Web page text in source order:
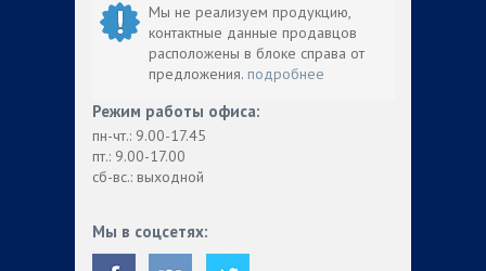
Мы не реализуем продукцию,
контактные данные продавцов
расположены в блоке справа от
предложения. подробнее
Режим работы офиса:
пн-чт.: 9.00-17.45
пт.: 9.00-17.00
сб-вс.: выходной
Мы в соцсетях: